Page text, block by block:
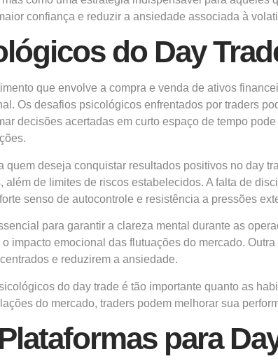
confiança e reduzir a ansiedade associada à
do Day
que envolve a compra e venda de ativos
Os desafios psicológicos enfrentados por traders
decisões acertadas em curto espaço de tempo
deseja conquistar resultados positivos no day
de limites de riscos estabelecidos. A falta de
senso de autocontrole e resistência a pressões
para garantir a clareza mental durante as
impacto emocional das flutuações do mercado.
e reduzirem a ansiedade.
do day trade é tão importante quanto as
do mercado, traders podem melhorar sua
para